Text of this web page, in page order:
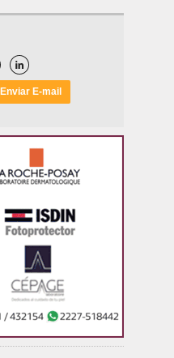

Enviar E-mail